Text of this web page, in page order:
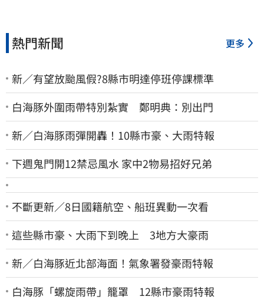
熱門新聞 更多
新／有望放颱風假?8縣市明達停班停課標準
白海豚外圍雨帶特別紮實 鄭明典：別出門
新／白海豚雨彈開轟！10縣市豪、大雨特報
下週鬼門開12禁忌風水 家中2物易招好兄弟
不斷更新／8日國籍航空、船班異動一次看
這些縣市豪、大雨下到晚上 3地方大豪雨
新／白海豚近北部海面！氣象署發豪雨特報
白海豚「螺旋雨帶」籠罩 12縣市豪雨特報